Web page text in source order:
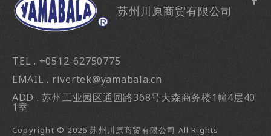
苏州川原商贸有限公司
TEL . +0512-62750775
EMAIL . rivertek@yamabala.cn
ADD . 苏州工业园区通园路368号大森商务楼1幢4层40
1室
Copyright © 2026 苏州川原商贸有限公司 All Rights